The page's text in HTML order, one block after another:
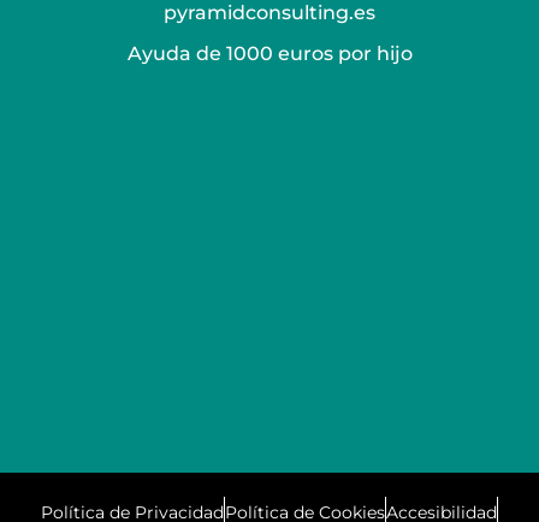
pyramidconsulting.es
Ayuda de 1000 euros por hijo
Política de PrivacidadPolítica de CookiesAccesibilidad